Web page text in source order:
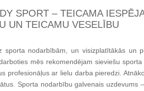
SPORT – TEICAMA
UN TEICAMU VESELĪBU
nodarbībām, un visizplatītākās un
mēs rekomendējam sieviešu sporta
profesionāļus ar lielu darba pieredzi.
Sporta nodarbību galvenais uzdevums